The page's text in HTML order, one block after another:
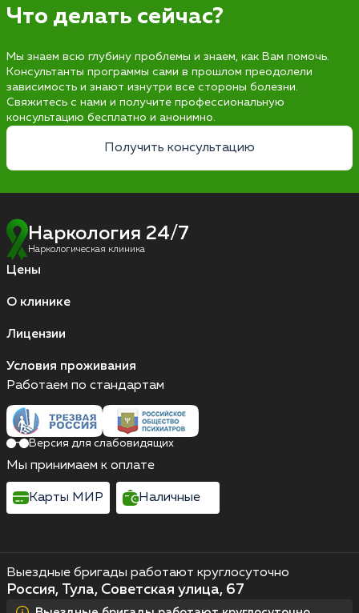
Что делать сейчас?
Мы знаем всю глубину проблемы и знаем, как Вам помочь.
Консультанты программы сами в прошлом преодолели
зависимость и знают изнутри все стороны болезни.
Свяжитесь с нами и получите профессиональную
консультацию бесплатно и анонимно.
Получить консультацию
Наркология 24/7
Наркологическая клиника
Цены
О клинике
Лицензии
Условия проживания
Выездные бригады работают круглосуточно
Россия, Тула, Советская улица, 67
Работаем по стандартам
Версия для слабовидящих
Мы принимаем к оплате
Карты МИР Наличные